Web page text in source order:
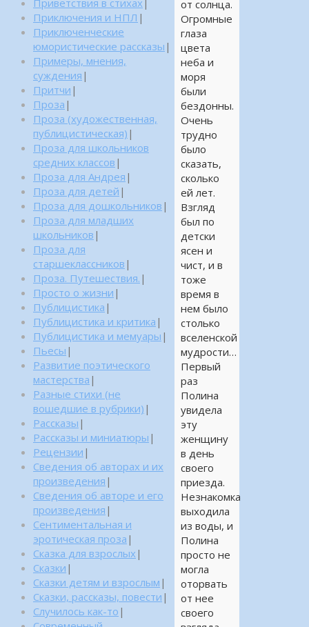
от солнца.
Огромные
глаза
цвета
неба и
моря
были
бездонны.
Очень
трудно
было
сказать,
сколько
ей лет.
Взгляд
был по
детски
ясен и
чист, и в
тоже
время в
нем было
столько
вселенской
мудрости…
Первый
раз
Полина
увидела
эту
женщину
в день
своего
приезда.
Незнакомка
выходила
из воды, и
Полина
просто не
могла
оторвать
от нее
своего
Приветствия в стихах
Приключения и НПЛ |
Приключенческие
юмористические рассказы |
Примеры, мнения,
суждения |
Притчи |
Проза |
Проза (художественная,
публицистическая) |
Проза для школьников
средних классов |
Проза для Андрея |
Проза для детей |
Проза для дошкольников |
Проза для младших
школьников |
Проза для
старшеклассников |
Проза. Путешествия. |
Просто о жизни |
Публицистика |
Публицистика и критика |
Публицистика и мемуары |
Пьесы |
Развитие поэтического
мастерства |
Разные стихи (не
вошедшие в рубрики) |
Рассказы |
Рассказы и миниатюры |
Рецензии |
Сведения об авторах и их
произведения |
Сведения об авторе и его
произведения |
Сентиментальная и
эротическая проза |
Сказка для взрослых |
Сказки |
Сказки детям и взрослым |
Сказки, рассказы, повести |
Случилось как-то |